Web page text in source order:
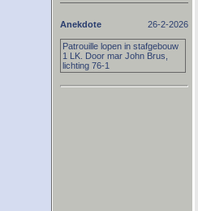
Anekdote 26-2-2026
Patrouille lopen in stafgebouw
1 LK. Door mar John Brus,
lichting 76-1